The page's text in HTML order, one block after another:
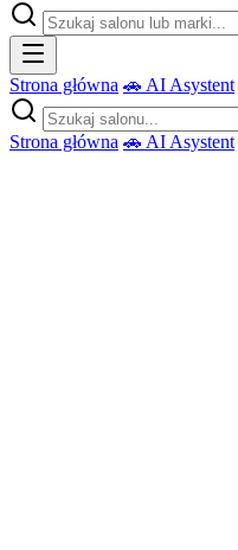
Strona główna 🚗 AI Asystent
Strona główna 🚗 AI Asystent